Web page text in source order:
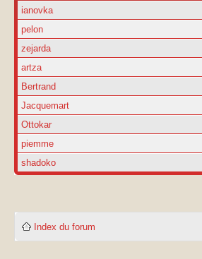
ianovka
pelon
zejarda
artza
Bertrand
Jacquemart
Ottokar
piemme
shadoko
Index du forum